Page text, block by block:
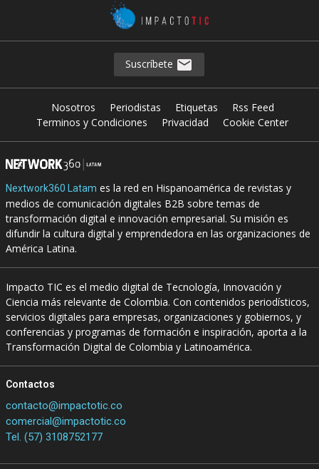
Suscríbete
Nosotros Periodistas Etiquetas
Rss Feed
Terminos y Condiciones
Privacidad Cookie Center
Nextwork360 Latam es la red en Hispanoamérica de revistas y
medios de comunicación digitales B2B sobre temas de
transformación digital e innovación empresarial. Su misión es
difundir la cultura digital y emprendedora en las organizaciones de
América Latina.
Impacto TIC es el medio digital de Tecnología, Innovación y
Ciencia más relevante de Colombia. Con contenidos periodísticos,
servicios digitales para empresas, organizaciones y gobiernos, y
conferencias y programas de formación e inspiración, aporta a la
Transformación Digital de Colombia y Latinoamérica.
Contactos
contacto@impactotic.co
comercial@impactotic.co
Tel. (57) 3108752177